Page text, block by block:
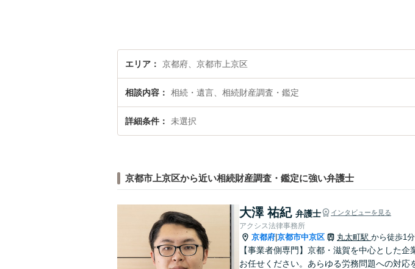
エリア 京都府、京都市上京区
相談内容 相続・遺言、相続財産調査・鑑定
詳細条件 未選択
京都市上京区から近い相続財産調査・鑑定に強い弁護士
大澤 祐紀 弁護士 インタビューを見る
アクシス法律事務所
京都府 京都市中京区 丸太町駅 から徒歩1分
【事業者側専門】京都・滋賀を中心とした
お任せください。あらゆる労務問題への対